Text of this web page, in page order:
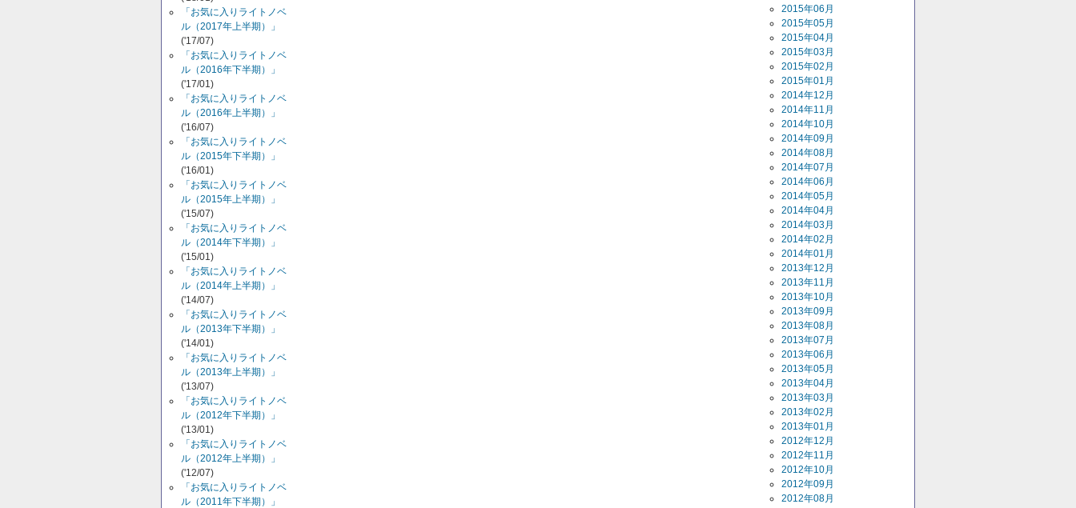
「お気に入りライトノベ
ル（2017年上半期）」
('17/07)
「お気に入りライトノベ
ル（2016年下半期）」
('17/01)
「お気に入りライトノベ
ル（2016年上半期）」
('16/07)
「お気に入りライトノベ
ル（2015年下半期）」
('16/01)
「お気に入りライトノベ
ル（2015年上半期）」
('15/07)
「お気に入りライトノベ
ル（2014年下半期）」
('15/01)
「お気に入りライトノベ
ル（2014年上半期）」
('14/07)
「お気に入りライトノベ
ル（2013年下半期）」
('14/01)
「お気に入りライトノベ
ル（2013年上半期）」
('13/07)
「お気に入りライトノベ
ル（2012年下半期）」
('13/01)
「お気に入りライトノベ
ル（2012年上半期）」
('12/07)
「お気に入りライトノベ
ル（2011年下半期）」
2015年06月
2015年05月
2015年04月
2015年03月
2015年02月
2015年01月
2014年12月
2014年11月
2014年10月
2014年09月
2014年08月
2014年07月
2014年06月
2014年05月
2014年04月
2014年03月
2014年02月
2014年01月
2013年12月
2013年11月
2013年10月
2013年09月
2013年08月
2013年07月
2013年06月
2013年05月
2013年04月
2013年03月
2013年02月
2013年01月
2012年12月
2012年11月
2012年10月
2012年09月
2012年08月